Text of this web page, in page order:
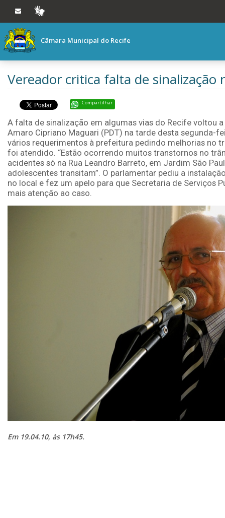
Ir ao conteúdo
Ir à navegação principal
VLIBRAS
Câmara Municipal do Recife
Vereador critica falta de sinalização
Compartilhar
A falta de sinalização em algumas vias do Recife voltou
Amaro Cipriano Maguari (PDT) na tarde desta segunda-
vários requerimentos à prefeitura pedindo melhorias no
foi atendido. “Estão ocorrendo muitos transtornos no
acidentes só na Rua Leandro Barreto, em Jardim São
adolescentes transitam”. O parlamentar pediu a
no local e fez um apelo para que Secretaria de Serviços
mais atenção ao caso.
Em 19.04.10, às 17h45.